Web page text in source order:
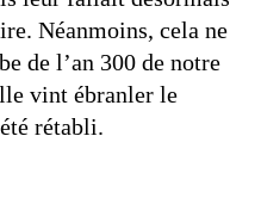
Néanmoins, cela ne
de l’an 300 de notre
vint ébranler le
rétabli.